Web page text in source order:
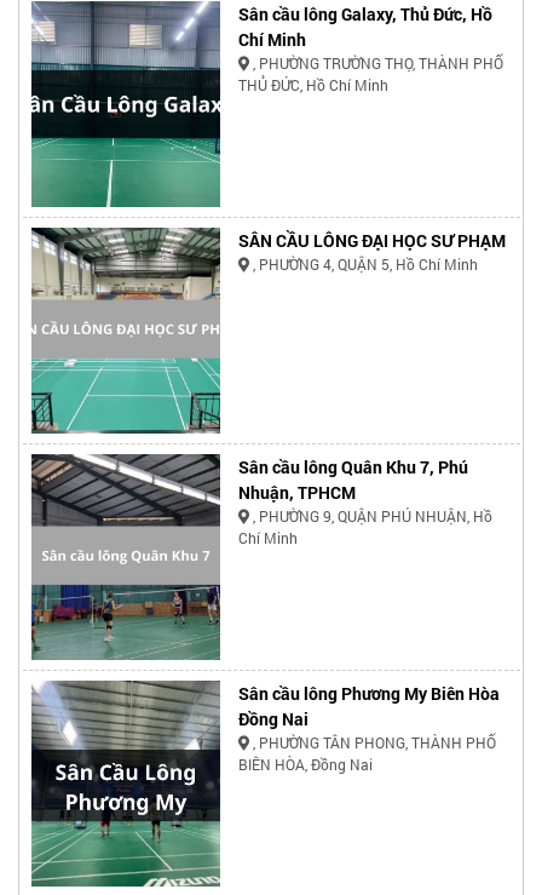
Sân cầu lông Galaxy, Thủ Đức, Hồ
Chí Minh
, PHƯỜNG TRƯỜNG THỌ, THÀNH PHỐ
THỦ ĐỨC, Hồ Chí Minh
SÂN CẦU LÔNG ĐẠI HỌC SƯ PHẠM
, PHƯỜNG 4, QUẬN 5, Hồ Chí Minh
Sân cầu lông Quân Khu 7, Phú
Nhuận, TPHCM
, PHƯỜNG 9, QUẬN PHÚ NHUẬN, Hồ
Chí Minh
Sân cầu lông Phương My Biên Hòa
Đồng Nai
, PHƯỜNG TÂN PHONG, THÀNH PHỐ
BIÊN HÒA, Đồng Nai